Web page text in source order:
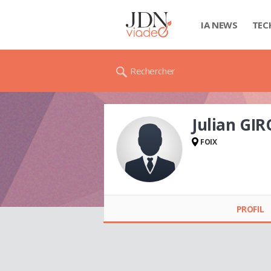
IA NEWS
Rechercher
Julian
FOIX
PROFIL